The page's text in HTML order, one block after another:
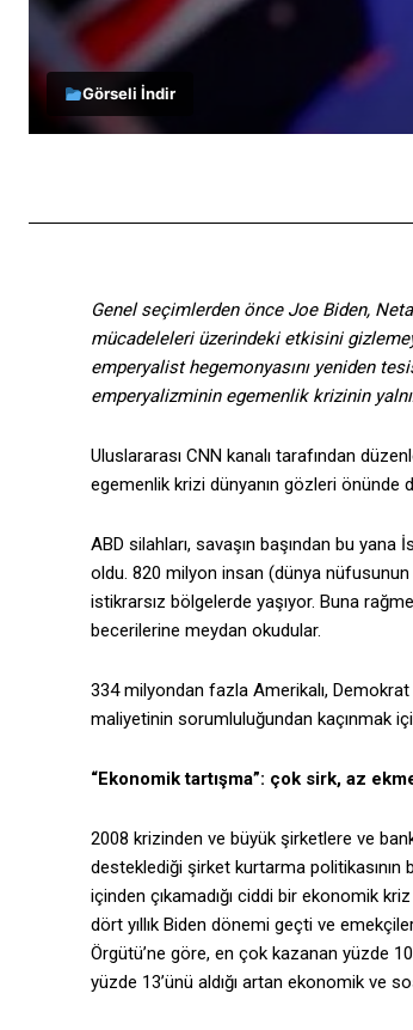
Görseli İndir
Genel seçimlerden önce Joe Biden,
mücadeleleri üzerindeki etkisini
emperyalist hegemonyasını yeniden
emperyalizminin egemenlik krizinin
Uluslararası CNN kanalı tarafından
egemenlik krizi dünyanın gözleri
ABD silahları, savaşın başından bu
oldu. 820 milyon insan (dünya
istikrarsız bölgelerde yaşıyor. Buna
becerilerine meydan okudular.
334 milyondan fazla Amerikalı,
maliyetinin sorumluluğundan kaçınmak
“Ekonomik tartışma”: çok sirk, az
2008 krizinden ve büyük şirketlere ve
desteklediği şirket kurtarma politikasının
içinden çıkamadığı ciddi bir ekonomik
dört yıllık Biden dönemi geçti ve
Örgütü’ne göre, en çok kazanan yüzde
yüzde 13’ünü aldığı artan ekonomik ve